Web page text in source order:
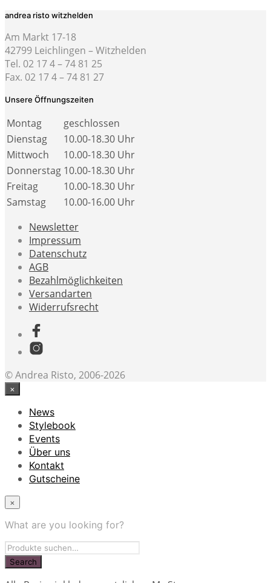
andrea risto witzhelden
Am Markt 17-18
42799 Leichlingen – Witzhelden
Tel. 02 17 4 – 74 81 25
Fax. 02 17 4 – 74 81 27
Unsere Öffnungszeiten
Montag
geschlossen
Dienstag
10.00-18.30 Uhr
Mittwoch
10.00-18.30 Uhr
Donnerstag 10.00-18.30 Uhr
Freitag
10.00-18.30 Uhr
Samstag
10.00-16.00 Uhr
Newsletter
Impressum
Datenschutz
AGB
Bezahlmöglichkeiten
Versandarten
Widerrufsrecht
© Andrea Risto, 2006-2026
×
News
Stylebook
Events
Über uns
Kontakt
Gutscheine
×
What are you looking for?